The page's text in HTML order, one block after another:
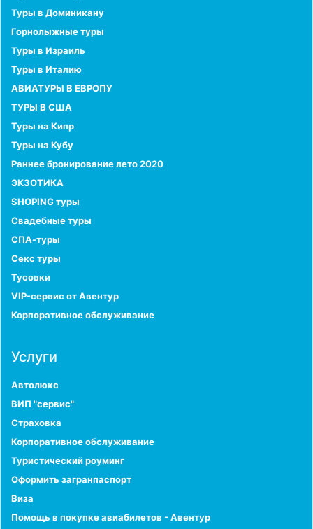
Туры в Доминикану
Горнолыжные туры
Туры в Израиль
Туры в Италию
АВИАТУРЫ В ЕВРОПУ
ТУРЫ В США
Туры на Кипр
Туры на Кубу
Раннее бронирование лето 2020
ЭКЗОТИКА
SHOPING туры
Свадебные туры
СПА-туры
Секс туры
Тусовки
VIP-сервис от Авентур
Корпоративное обслуживание
Услуги
Автолюкс
ВИП "сервис"
Страховка
Корпоративное обслуживание
Туристический роуминг
Оформить загранпаспорт
Виза
Помощь в покупке авиабилетов - Авентур